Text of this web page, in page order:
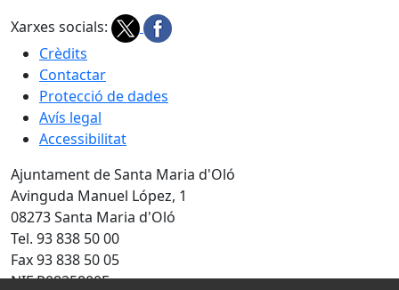
Xarxes socials:
Crèdits
Contactar
Protecció de dades
Avís legal
Accessibilitat
Ajuntament de Santa Maria d'Oló
Avinguda Manuel López, 1
08273 Santa Maria d'Oló
Tel. 93 838 50 00
Fax 93 838 50 05
NIF P0825800F